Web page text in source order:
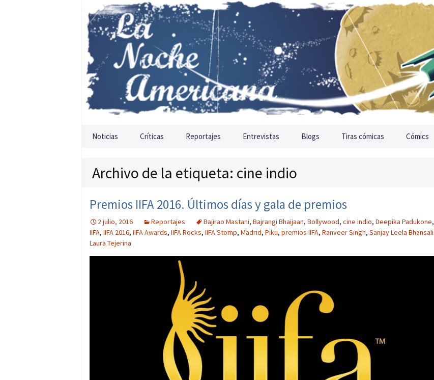
Saltar al contenido
Noticias Críticas Reportajes Entrevistas Blogs Tiras cómicas Cómics
Archivo de la etiqueta: cine indio
Premios IIFA 2016. Últimos días y gala de premios
2 julio, 2016 Reportajes Bajirao Mastani, Bajrangi Bhaijaan, Bollywood, cine indio, Deepika Padukone,
IIFA, IIFA 2016, IIFA Awards, IIFA Rocks, IIFA Stomp, Madrid, Piku, premios IIFA, Ranveer Singh, Sanjay Leela Bhansali
Laura Tejerina